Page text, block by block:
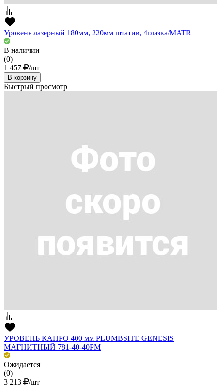
Уровень лазерный 180мм, 220мм штатив, 4глазка/MATR
В наличии
(0)
1 457
/шт
В корзину
Быстрый просмотр
УРОВЕНЬ КАПРО 400 мм PLUMBSITE GENESIS
МАГНИТНЫЙ 781-40-40РМ
Ожидается
(0)
3 213
/шт